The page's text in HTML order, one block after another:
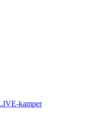
kamper